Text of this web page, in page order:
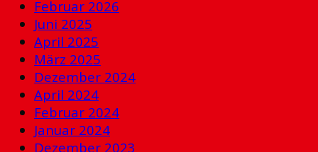
Februar 2026
Juni 2025
April 2025
März 2025
Dezember 2024
April 2024
Februar 2024
Januar 2024
Dezember 2023